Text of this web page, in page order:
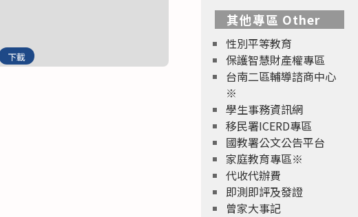
下載
其他專區 Other
性別平等教育
保護智慧財產權專區
台南二區輔導諮商中心
※
學生事務資訊網
移民署ICERD專區
國教署公文公告平台
家庭教育專區※
代收代辦費
即測即評及發證
曾家大事記